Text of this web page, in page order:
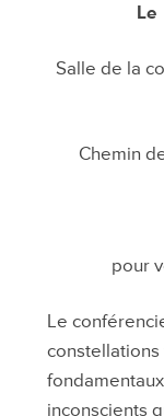
Le
Salle de la
Chemin
pour
Le
inconscients